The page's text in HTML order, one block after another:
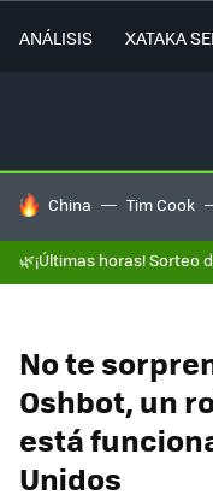
ANÁLISIS XATAKA
HOY SE HABLA DE
China Tim Cook
🌿¡Últimas horas! Sorteo
No te
Oshbot, un
está
Unidos